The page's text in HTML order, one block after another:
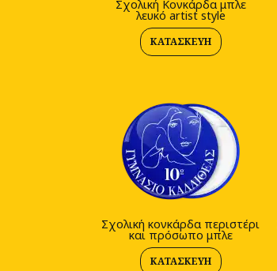
Σχολική Κονκάρδα μπλε
λευκό artist style
ΚΑΤΑΣΚΕΥΉ
Σχολική κονκάρδα περιστέρι
και πρόσωπο μπλε
ΚΑΤΑΣΚΕΥΉ